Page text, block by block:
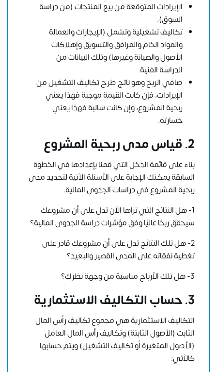
الإيرادات المتوقعة من بيع المنتجات (من دراسة
السوق).
تكاليف تشغيلية وتشمل (الإيجارات والعمالة
والمواد الخام والمرافق والتسويق وإهلاكات
الأصول والصيانة وغيرها) وتلك البيانات من
الدراسة الفنية.
صافي الربح وهو ناتج طرح تكاليف التشغيل من
الإيرادات، فإن كانت القيمة موجبة فهذا يعني
ربحية المشروع، وإن كانت سالبة فهذا يعني
خسارته.
2. قياس مدى ربحية المشروع
بناء على قائمة الدخل التي قمنا بإعدادها في الخطوة
السابقة يمكنك الإجابة على الأسئلة الآتية لتحديد مدى
ربحية المشروع في دراسات الجدوى المالية.
1- هل النتائج التي تراها الآن تدل على أن مشروعك
سيحقق ربحًا عاليًا وفق مؤشرات دراسة الجدوى المالية؟
2- هل تلك النتائج تدل على أن مشروعك قادر على
تغطية نفقاته على المدى القصير والبعيد؟
3- هل تلك الأرباح مناسبة من وجهة نظرك؟
3. حساب التكاليف الاستثمارية
التكاليف الاستثمارية هي مجموع تكاليف رأس المال
الثابت (الأصول الثابتة) وتكاليف رأس المال العامل
(الأصول المتغيرة أو تكاليف التشغيل) ويتم حسابها
كالآتي: